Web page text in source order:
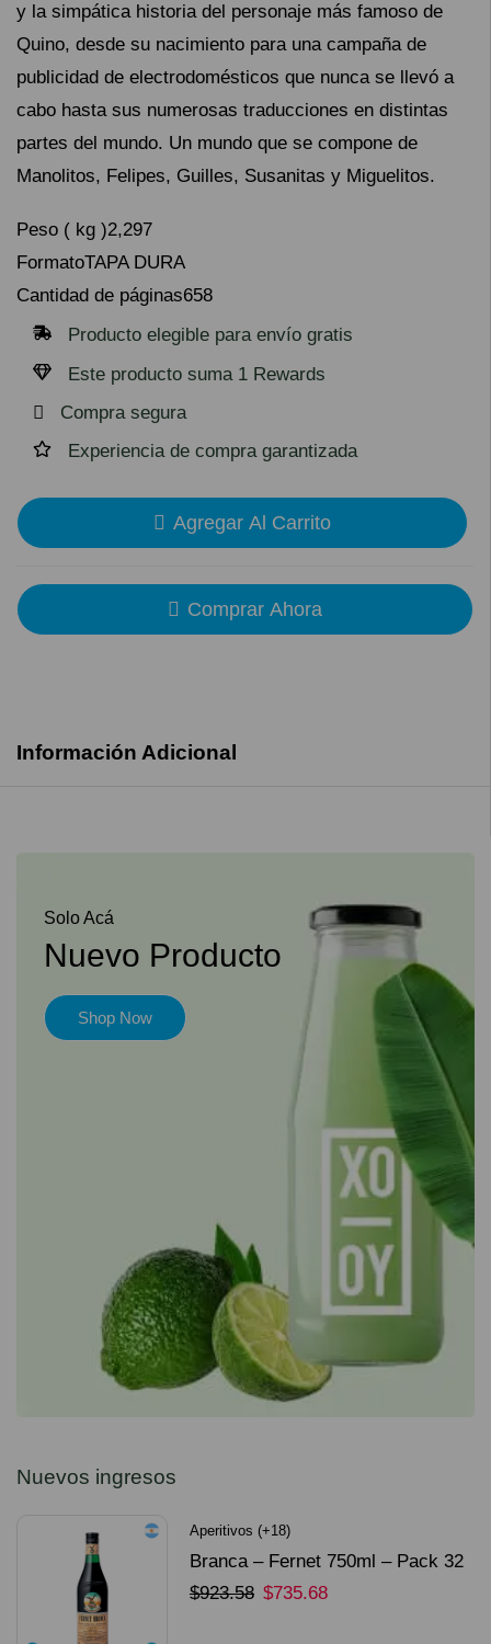
y la simpática historia del personaje más famoso de
Quino, desde su nacimiento para una campaña de
publicidad de electrodomésticos que nunca se llevó a
cabo hasta sus numerosas traducciones en distintas
partes del mundo. Un mundo que se compone de
Manolitos, Felipes, Guilles, Susanitas y Miguelitos.
Peso ( kg )2,297
FormatoTAPA DURA
Cantidad de páginas658
Producto elegible para envío gratis
Este producto suma 1 Rewards
Compra segura
Experiencia de compra garantizada
Agregar Al Carrito
Comprar Ahora
Información Adicional
Solo Acá
Nuevo Producto
Shop Now
Nuevos ingresos
Aperitivos (+18)
Branca – Fernet 750ml – Pack 32
Unidades
$923.58 $735.68